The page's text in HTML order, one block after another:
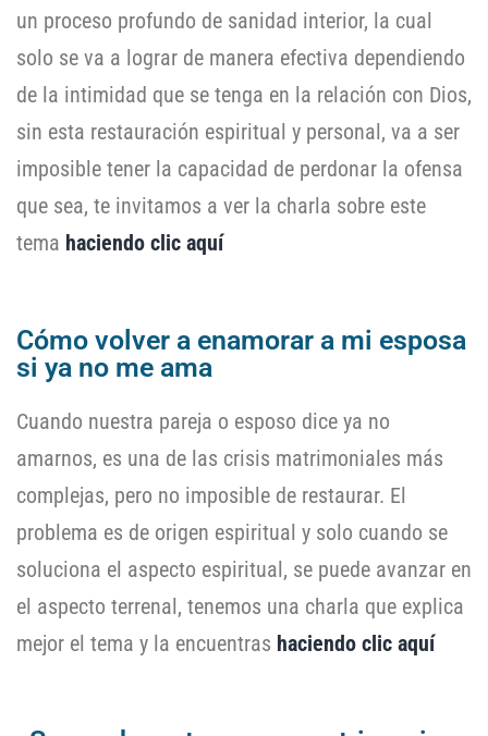
un proceso profundo de sanidad interior, la cual
solo se va a lograr de manera efectiva dependiendo
de la intimidad que se tenga en la relación con Dios,
sin esta restauración espiritual y personal, va a ser
imposible tener la capacidad de perdonar la ofensa
que sea, te invitamos a ver la charla sobre este
tema haciendo clic aquí
Cómo volver a enamorar a mi esposa
si ya no me ama
Cuando nuestra pareja o esposo dice ya no
amarnos, es una de las crisis matrimoniales más
complejas, pero no imposible de restaurar. El
problema es de origen espiritual y solo cuando se
soluciona el aspecto espiritual, se puede avanzar en
el aspecto terrenal, tenemos una charla que explica
mejor el tema y la encuentras haciendo clic aquí